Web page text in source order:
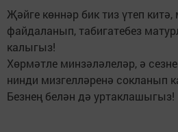
Җәйге көннәр бик тиз үтеп
файдаланып, табигатебез
калыгыз!
Хөрмәтле минзәләлеләр, ә
нинди мизгелләренә сокланып
Безнең белән дә уртаклашыгыз!